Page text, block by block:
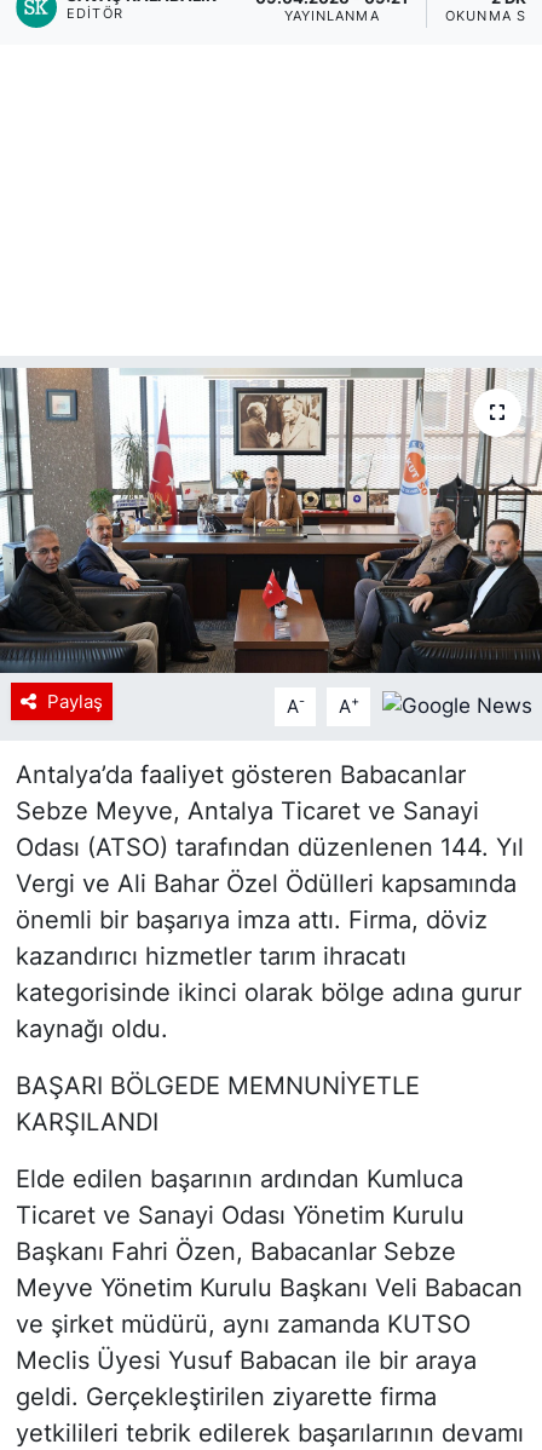
EDITÖR YAYINLANMA OKUNMA
Paylaş A- A+
Antalya’da faaliyet gösteren Babacanlar
Sebze Meyve, Antalya Ticaret ve Sanayi
Odası (ATSO) tarafından düzenlenen 144. Yıl
Vergi ve Ali Bahar Özel Ödülleri kapsamında
önemli bir başarıya imza attı. Firma, döviz
kazandırıcı hizmetler tarım ihracatı
kategorisinde ikinci olarak bölge adına gurur
kaynağı oldu.
BAŞARI BÖLGEDE MEMNUNİYETLE
KARŞILANDI
Elde edilen başarının ardından Kumluca
Ticaret ve Sanayi Odası Yönetim Kurulu
Başkanı Fahri Özen, Babacanlar Sebze
Meyve Yönetim Kurulu Başkanı Veli Babacan
ve şirket müdürü, aynı zamanda KUTSO
Meclis Üyesi Yusuf Babacan ile bir araya
geldi. Gerçekleştirilen ziyarette firma
yetkilileri tebrik edilerek başarılarının devamı